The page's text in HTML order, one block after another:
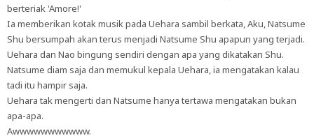
berteriak 'Amore!'
Ia memberikan kotak musik pada Uehara sambil berkata, Aku, Natsume
Shu bersumpah akan terus menjadi Natsume Shu apapun yang terjadi.
Uehara dan Nao bingung sendiri dengan apa yang dikatakan Shu.
Natsume diam saja dan memukul kepala Uehara, ia mengatakan kalau
tadi itu hampir saja.
Uehara tak mengerti dan Natsume hanya tertawa mengatakan bukan
apa-apa.
Awwwwwwwwwww.